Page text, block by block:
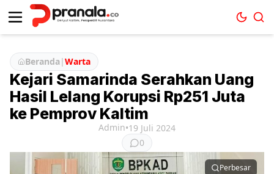
Beranda|Warta
Kejari Samarinda Serahkan Uang
Hasil Lelang Korupsi Rp251 Juta
ke Pemprov Kaltim
Admin•19 Juli 2024
0
Perbesar